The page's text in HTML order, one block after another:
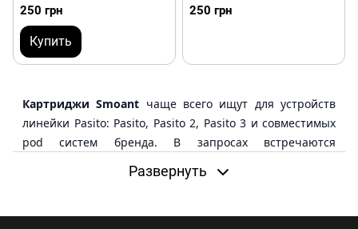
250 грн
Купить
250 грн
Картриджи Smoant чаще всего ищут для устройств
линейки Pasito: Pasito, Pasito 2, Pasito 3 и совместимых
pod систем бренда. В запросах встречаются
картридж, картридж Smoant Pasito или картриджи
модели, а не по общей фразе.
Развернуть